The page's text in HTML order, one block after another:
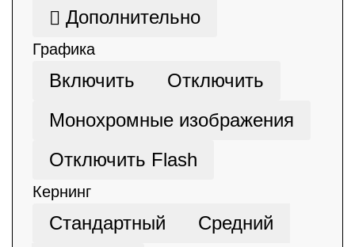
Дополнительно
Графика
Включить
Отключить
Монохромные изображения
Отключить Flash
Кернинг
Стандартный
Средний